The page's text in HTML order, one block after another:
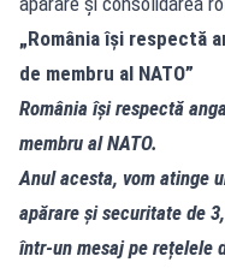
„România își respectă
de membru al NATO”
România își respectă
membru al NATO.
Anul acesta, vom atinge
apărare și securitate de
într-un mesaj pe rețelele